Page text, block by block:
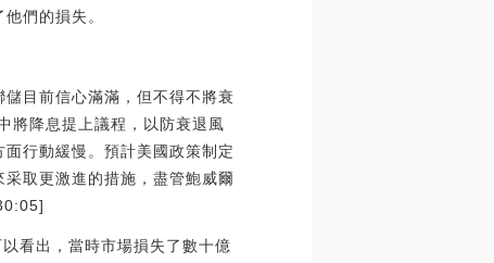
們的損失。
目前信心滿滿，但不得不將衰
將降息提上議程，以防衰退風
行動緩慢。預計美國政策制定
取更激進的措施，盡管鮑威爾
看出，當時市場損失了數十億